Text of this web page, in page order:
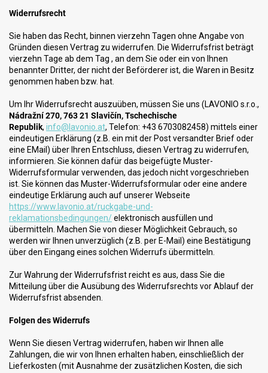
Widerrufsrecht
Sie haben das Recht, binnen vierzehn Tagen ohne Angabe von
Gründen diesen Vertrag zu widerrufen. Die Widerrufsfrist beträgt
vierzehn Tage ab dem Tag , an dem Sie oder ein von Ihnen
benannter Dritter, der nicht der Beförderer ist, die Waren in Besitz
genommen haben bzw. hat.
Um Ihr Widerrufsrecht auszuüben, müssen Sie uns (LAVONIO s.r.o.,
Nádražní 270, 763 21 Slavičín, Tschechische
Republik, info@lavonio.at, Telefon: +43 6703082458) mittels einer
eindeutigen Erklärung (z.B. ein mit der Post versandter Brief oder
eine EMail) über Ihren Entschluss, diesen Vertrag zu widerrufen,
informieren. Sie können dafür das beigefügte Muster-
Widerrufsformular verwenden, das jedoch nicht vorgeschrieben
ist. Sie können das Muster-Widerrufsformular oder eine andere
eindeutige Erklärung auch auf unserer Webseite
https://www.lavonio.at/ruckgabe-und-
reklamationsbedingungen/elektronisch ausfüllen und
übermitteln. Machen Sie von dieser Möglichkeit Gebrauch, so
werden wir Ihnen unverzüglich (z.B. per E-Mail) eine Bestätigung
über den Eingang eines solchen Widerrufs übermitteln.
Zur Wahrung der Widerrufsfrist reicht es aus, dass Sie die
Mitteilung über die Ausübung des Widerrufsrechts vor Ablauf der
Widerrufsfrist absenden.
Folgen des Widerrufs
Wenn Sie diesen Vertrag widerrufen, haben wir Ihnen alle
Zahlungen, die wir von Ihnen erhalten haben, einschließlich der
Lieferkosten (mit Ausnahme der zusätzlichen Kosten, die sich